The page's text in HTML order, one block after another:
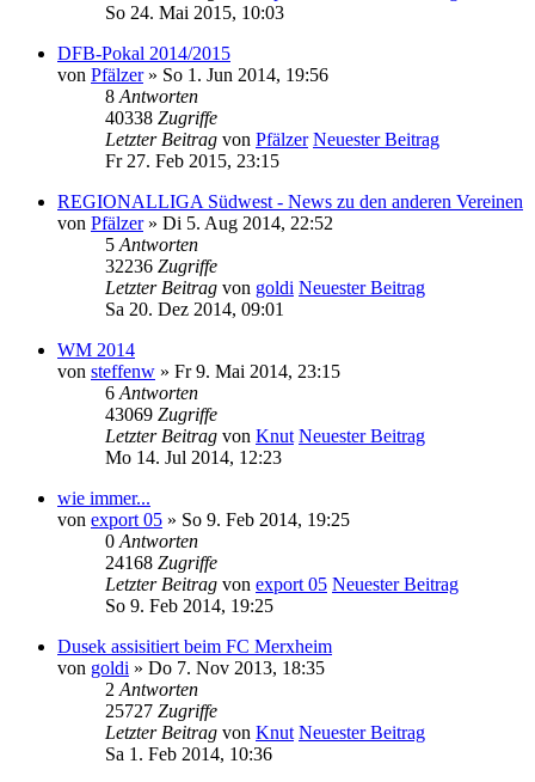
So 24. Mai 2015, 10:03
DFB-Pokal 2014/2015
von Pfälzer» So 1. Jun 2014, 19:56
8 Antworten
40338 Zugriffe
Letzter Beitrag von Pfälzer Neuester Beitrag
Fr 27. Feb 2015, 23:15
REGIONALLIGA Südwest - News zu den anderen Vereinen
von Pfälzer» Di 5. Aug 2014, 22:52
5 Antworten
32236 Zugriffe
Letzter Beitrag von goldi Neuester Beitrag
Sa 20. Dez 2014, 09:01
WM 2014
von steffenw » Fr 9. Mai 2014, 23:15
6 Antworten
43069 Zugriffe
Letzter Beitrag von Knut Neuester Beitrag
Mo 14. Jul 2014, 12:23
wie immer...
von export 05 » So 9. Feb 2014, 19:25
0 Antworten
24168 Zugriffe
Letzter Beitrag von export 05 Neuester Beitrag
So 9. Feb 2014, 19:25
Dusek assisitiert beim FC Merxheim
von goldi » Do 7. Nov 2013, 18:35
2 Antworten
25727 Zugriffe
Letzter Beitrag von Knut Neuester Beitrag
Sa 1. Feb 2014, 10:36